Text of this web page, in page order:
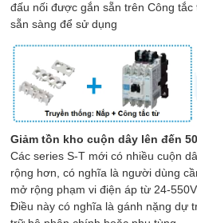
đấu nối được gắn sẵn trên Công
sẵn sàng để sử dụng
Giảm tồn kho cuộn dây lên đến
Các series S-T mới có nhiều cuộn
rộng hơn, có nghĩa là người dùng
mở rộng phạm vi điện áp từ 24-
Điều này có nghĩa là gánh nặng dự